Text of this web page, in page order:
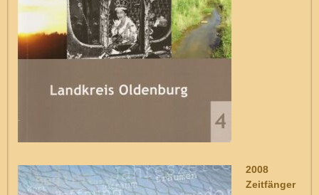
2008
Zeitfänger